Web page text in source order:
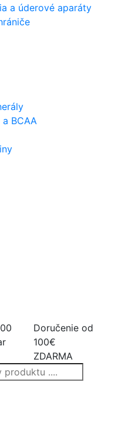
a úderové aparáty
BCAA
Doručenie od
100€
ZDARMA